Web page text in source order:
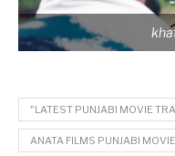
"LATEST PUNJABI MOVIE
ANATA FILMS PUNJABI MOVIE